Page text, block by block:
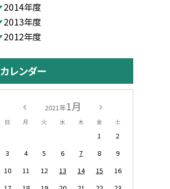
2014年度
2013年度
2012年度
カレンダー
2021年1月
日 月 火 水 木 金 土
1
2
3
4 5 6 7 8
9
10
11 12 13 14 15
16